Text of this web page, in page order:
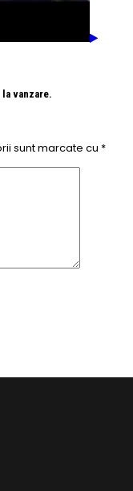
vanzare.
sunt marcate cu *